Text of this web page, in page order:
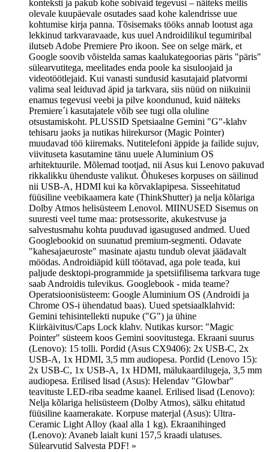
konteksti ja pakub kohe sobivaid tegevusi – näiteks meilis
olevale kuupäevale osutades saad kohe kalendrisse uue
kohtumise kirja panna. Tõsisemaks tööks annab lootust aga
lekkinud tarkvaravaade, kus uuel Androidilikul tegumiribal
ilutseb Adobe Premiere Pro ikoon. See on selge märk, et
Google soovib võistelda samas kaalukategoorias päris "päris"
sülearvutitega, meelitades enda poole ka sisuloojaid ja
videotöötlejaid. Kui vanasti sundusid kasutajaid platvormi
valima seal leiduvad äpid ja tarkvara, siis nüüd on niikuinii
enamus tegevusi veebi ja pilve koondunud, kuid näiteks
Premiere´i kasutajatele võib see tugi olla oluline
otsustamiskoht. PLUSSID Spetsiaalne Gemini "G"-klahv
tehisaru jaoks ja nutikas hiirekursor (Magic Pointer)
muudavad töö kiiremaks. Nutitelefoni äppide ja failide sujuv,
viivituseta kasutamine tänu uuele Aluminium OS
arhitektuurile. Mõlemad tootjad, nii Asus kui Lenovo pakuvad
rikkalikku ühenduste valikut. Õhukeses korpuses on säilinud
nii USB-A, HDMI kui ka kõrvaklapipesa. Sisseehitatud
füüsiline veebikaamera kate (ThinkShutter) ja nelja kõlariga
Dolby Atmos helisüsteem Lenovol. MIINUSED Sisemus on
suuresti veel tume maa: protsessorite, akukestvuse ja
salvestusmahu kohta puuduvad igasugused andmed. Uued
Googlebookid on suunatud premium-segmenti. Odavate
"kahesajaeuroste" masinate ajastu tundub olevat jäädavalt
möödas. Androidiäpid küll töötavad, aga pole teada, kui
paljude desktopi-programmide ja spetsiifilisema tarkvara tuge
saab Androidis tulevikus. Googlebook - mida teame?
Operatsioonisüsteem: Google Aluminium OS (Androidi ja
Chrome OS-i ühendatud baas). Uued spetsiaalklahvid:
Gemini tehisintellekti nupuke ("G") ja ühine
Kiirkäivitus/Caps Lock klahv. Nutikas kursor: "Magic
Pointer" süsteem koos Gemini soovitustega. Ekraani suurus
(Lenovo): 15 tolli. Pordid (Asus CX9406): 2x USB-C, 2x
USB-A, 1x HDMI, 3,5 mm audiopesa. Pordid (Lenovo 15):
2x USB-C, 1x USB-A, 1x HDMI, mälukaardilugeja, 3,5 mm
audiopesa. Erilised lisad (Asus): Helendav "Glowbar"
teavituste LED-riba seadme kaanel. Erilised lisad (Lenovo):
Nelja kõlariga helisüsteem (Dolby Atmos), sälku ehitatud
füüsiline kaamerakate. Korpuse materjal (Asus): Ultra-
Ceramic Light Alloy (kaal alla 1 kg). Ekraanihinged
(Lenovo): Avaneb laialt kuni 157,5 kraadi ulatuses.
Sülearvutid Salvesta PDF! »